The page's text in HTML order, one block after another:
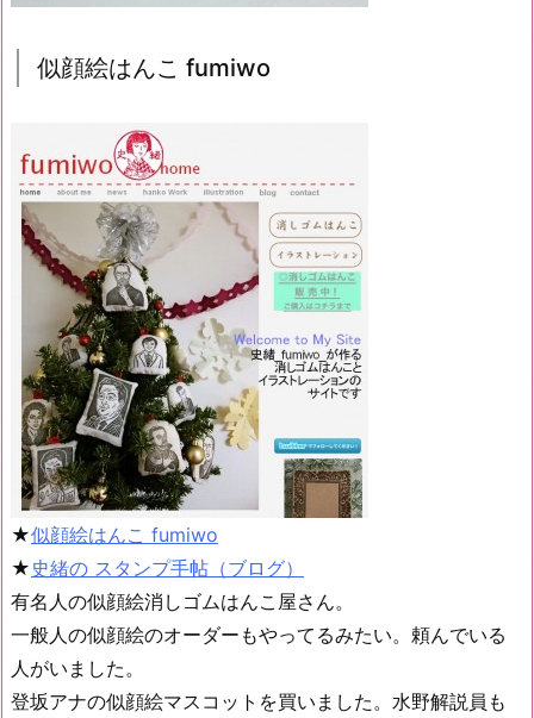
似顔絵はんこ fumiwo
★似顔絵はんこ fumiwo
★ 史緒の スタンプ手帖（ブログ）
有名人の似顔絵消しゴムはんこ屋さん。
一般人の似顔絵のオーダーもやってるみたい。頼んでいる
人がいました。
登坂アナの似顔絵マスコットを買いました。水野解説員も